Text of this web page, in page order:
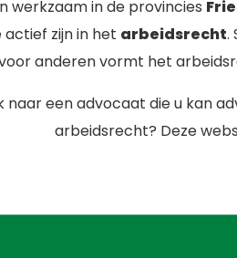
werkzaam in de provincies
actief zijn in het arbeidsrecht.
anderen vormt het
naar een advocaat die u kan
arbeidsrecht? Deze